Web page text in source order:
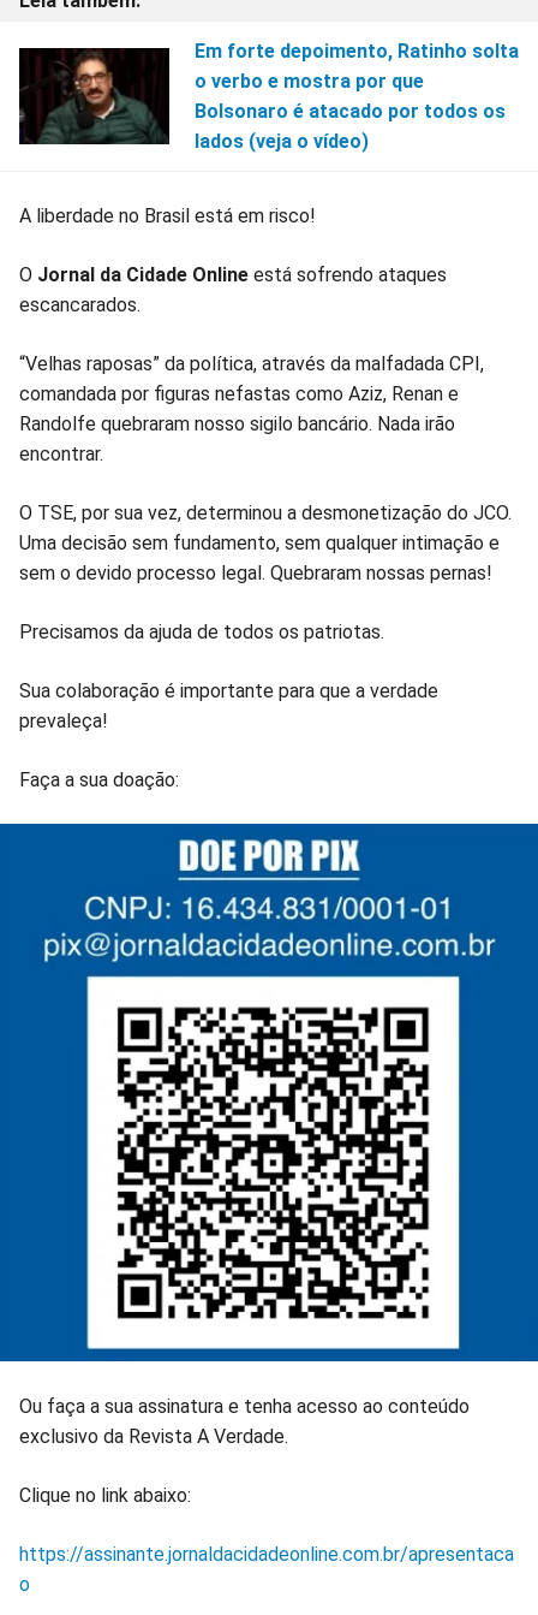
Em forte depoimento, Ratinho solta
o verbo e mostra por que
Bolsonaro é atacado por todos os
lados (veja o vídeo)
A liberdade no Brasil está em risco!
O Jornal da Cidade Online está sofrendo ataques
escancarados.
“Velhas raposas” da política, através da malfadada CPI,
comandada por figuras nefastas como Aziz, Renan e
Randolfe quebraram nosso sigilo bancário. Nada irão
encontrar.
O TSE, por sua vez, determinou a desmonetização do JCO.
Uma decisão sem fundamento, sem qualquer intimação e
sem o devido processo legal. Quebraram nossas pernas!
Precisamos da ajuda de todos os patriotas.
Sua colaboração é importante para que a verdade
prevaleça!
Faça a sua doação:
Ou faça a sua assinatura e tenha acesso ao conteúdo
exclusivo da Revista A Verdade.
Clique no link abaixo:
https://assinante.jornaldacidadeonline.com.br/apresentaca
o